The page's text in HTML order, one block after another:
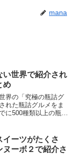
mana
い世界で紹介され
め
界の「究極の瓶詰グ
れた瓶詰グルメをま
に500種類以上の瓶詰
んも大絶賛でした。
イーツがたくさ
ヌーボ２で紹介さ